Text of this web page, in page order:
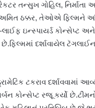
તન્સુખ ગોહિલ, નિર્માતા
ઠક્કર, તેઓએ ફિલ્મને
ઇન્સ્પાયર્ડ કોન્સેપ્ટ
છે.ફિલ્મમાં દર્શાવાયેલ
ટકરાવ દર્શાવવામાં
રજૂ કર્યો છે.ટીમનો